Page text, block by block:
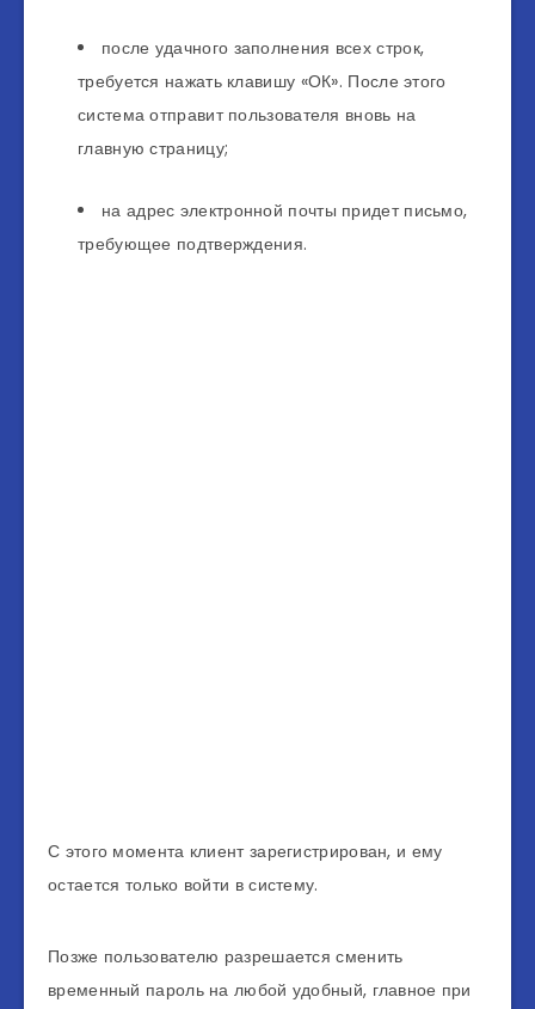
после удачного заполнения всех строк,
требуется нажать клавишу «ОК». После этого
система отправит пользователя вновь на
главную страницу;
на адрес электронной почты придет письмо,
требующее подтверждения.
С этого момента клиент зарегистрирован, и ему
остается только войти в систему.
Позже пользователю разрешается сменить
временный пароль на любой удобный, главное при